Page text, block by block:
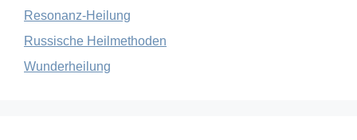
Resonanz-Heilung
Russische Heilmethoden
Wunderheilung